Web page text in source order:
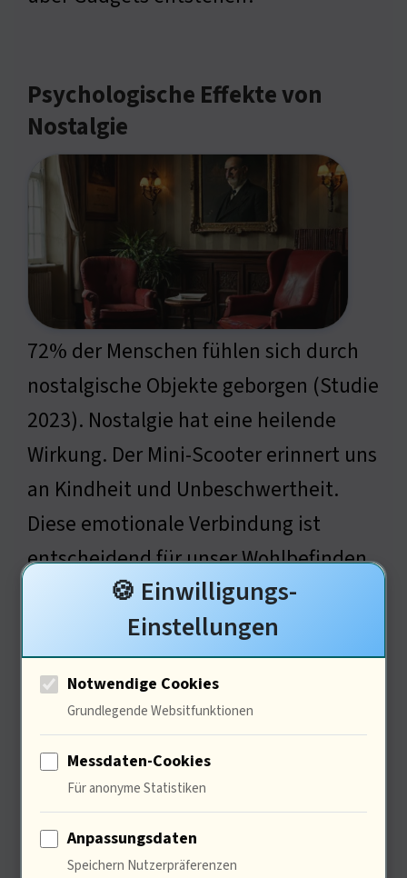
Psychologische Effekte von
Nostalgie
72% der Menschen fühlen sich durch
nostalgische Objekte geborgen (Studie
2023). Nostalgie hat eine heilende
Wirkung. Der Mini-Scooter erinnert uns
an Kindheit und Unbeschwertheit.
Diese emotionale Verbindung ist
entscheidend für unser Wohlbefinden.
Wie wichtig sind solche Erinnerungen
Ökonomische Aspekte von
Design-Gadgets
🍪 Einwilligungs-
Einstellungen
Notwendige Cookies
Grundlegende Websitfunktionen
Messdaten-Cookies
Für anonyme Statistiken
Anpassungsdaten
Speichern Nutzerpräferenzen